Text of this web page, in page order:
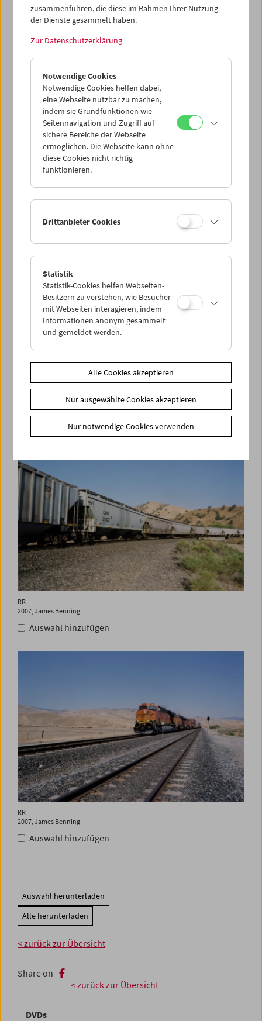
casting a glance
2007, James Benning
Auswahl hinzufügen
RR
2007, James Benning
Auswahl hinzufügen
RR
2007, James Benning
Auswahl hinzufügen
Auswahl herunterladen
Alle herunterladen
< zurück zur Übersicht
Share on
< zurück zur Übersicht
DVDs
zusammenführen, die diese im Rahmen Ihrer Nutzung
der Dienste gesammelt haben.
Zur Datenschutzerklärung
Notwendige Cookies
Notwendige Cookies helfen dabei,
eine Webseite nutzbar zu machen,
indem sie Grundfunktionen wie
Seitennavigation und Zugriff auf
sichere Bereiche der Webseite
ermöglichen. Die Webseite kann ohne
diese Cookies nicht richtig
funktionieren.
Drittanbieter Cookies
Statistik
Statistik-Cookies helfen Webseiten-
Besitzern zu verstehen, wie Besucher
mit Webseiten interagieren, indem
Informationen anonym gesammelt
und gemeldet werden.
Alle Cookies akzeptieren
Nur ausgewählte Cookies akzeptieren
Nur notwendige Cookies verwenden